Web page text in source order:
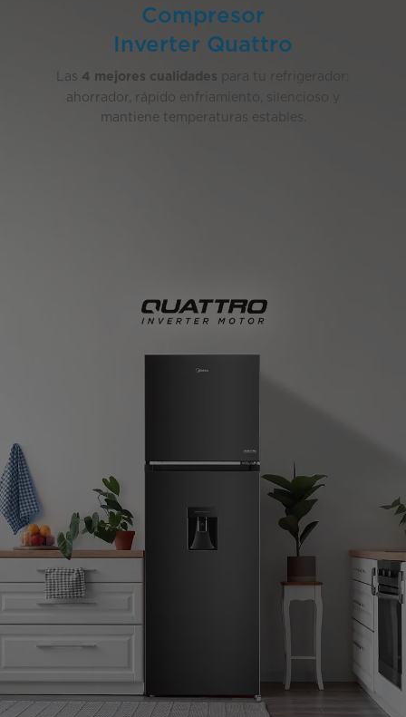
Compresor
Inverter Quattro
Las 4 mejores cualidades
para tu refrigerador:
ahorrador, rápido enfriamiento, silencioso y
mantiene temperaturas estables.